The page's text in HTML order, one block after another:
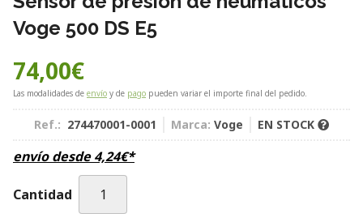
Voge 500 DS E5
74,00€
Las modalidades de envío y de pago pueden variar el importe final del pedido.
Ref.: 274470001-0001 Marca: Voge EN STOCK
envío desde4,24€*
Cantidad